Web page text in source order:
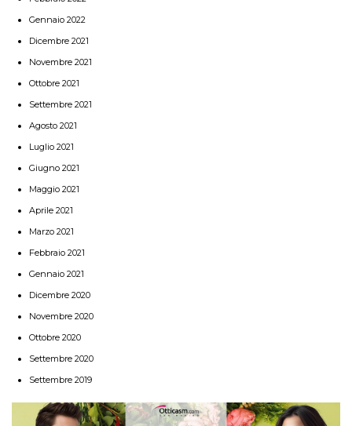
Gennaio 2022
Dicembre 2021
Novembre 2021
Ottobre 2021
Settembre 2021
Agosto 2021
Luglio 2021
Giugno 2021
Maggio 2021
Aprile 2021
Marzo 2021
Febbraio 2021
Gennaio 2021
Dicembre 2020
Novembre 2020
Ottobre 2020
Settembre 2020
Settembre 2019